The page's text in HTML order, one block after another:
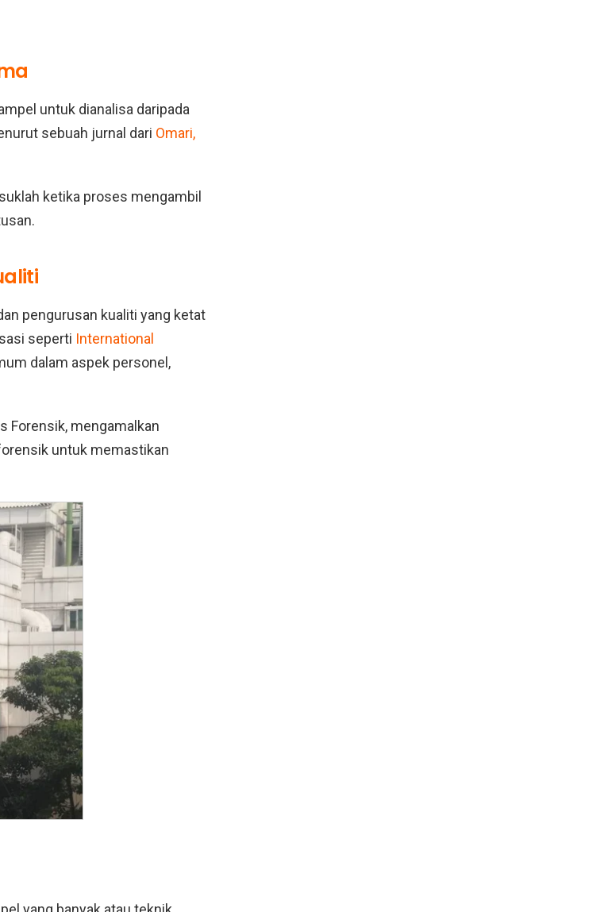
untuk dianalisa daripada
sebuah jurnal dari Omari,
ketika proses mengambil
pengurusan kualiti yang ketat
seperti International
dalam aspek personel,
Forensik, mengamalkan
untuk memastikan